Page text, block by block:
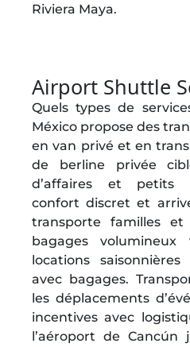
Riviera Maya.
Airport Shuttle
Quels types de
México propose des
en van privé et en
de berline privée
d’affaires et petits
confort discret et
transporte familles et
bagages
locations saisonnières
avec bagages.
les déplacements
incentives avec
l’aéroport de Cancún